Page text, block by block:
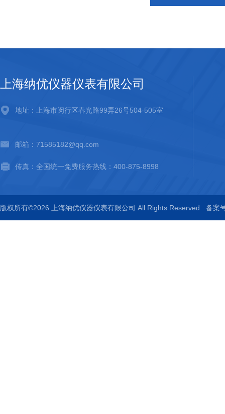
上海纳优仪器仪表有限公司
地址：上海市闵行区春光路99弄26号504-505室
邮箱：71585182@qq.com
传真：全国统一免费服务热线：400-875-8998
版权所有©2026 上海纳优仪器仪表有限公司 All Rights Reserved 备案